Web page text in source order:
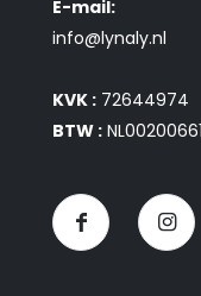
E-mail:
info@lynaly.nl
KVK : 72644974
BTW :